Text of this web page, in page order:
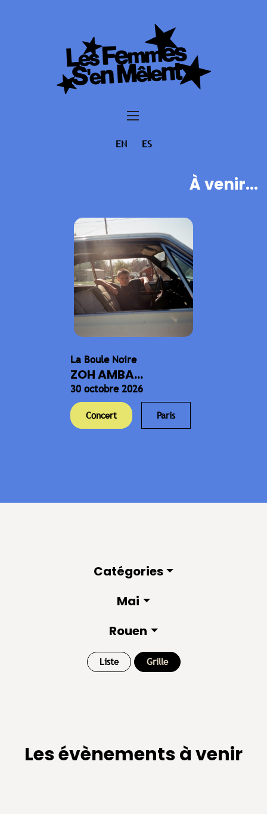
EN ES
À venir...
La Boule Noire
ZOH AMBA...
30 octobre 2026
Concert Paris
Catégories
Mai
Rouen
Liste Grille
Les évènements à venir